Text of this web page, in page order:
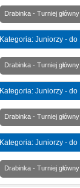
Drabinka - Turniej główny
Kategoria: Juniorzy -
Drabinka - Turniej główny
Kategoria: Juniorzy - do
Drabinka - Turniej główny
Kategoria: Juniorzy - do
Drabinka - Turniej główny